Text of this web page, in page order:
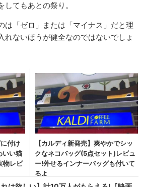
てもあとの祭り。
は「ゼロ」または「マイナス」だと理
れないほうが健全なのではないでしょ